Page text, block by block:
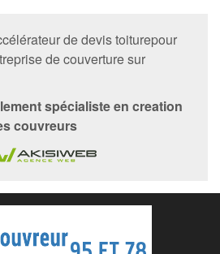
dedevis toiturepour
de couverture sur
spécialiste en creation
couvreurs